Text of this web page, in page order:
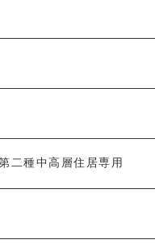
二種中高層住居専用